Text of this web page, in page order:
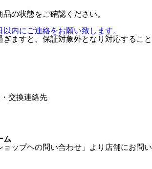
の状態をご確認ください。
内にご連絡をお願い致します。
ぎますと、保証対象外となり対応すること
交換連絡先
ム
ョップヘの問い合わせ」より店舗にお問い